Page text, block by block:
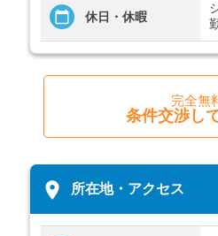
休日・休暇
完全無
条件交渉し
place 所在地・アクセス